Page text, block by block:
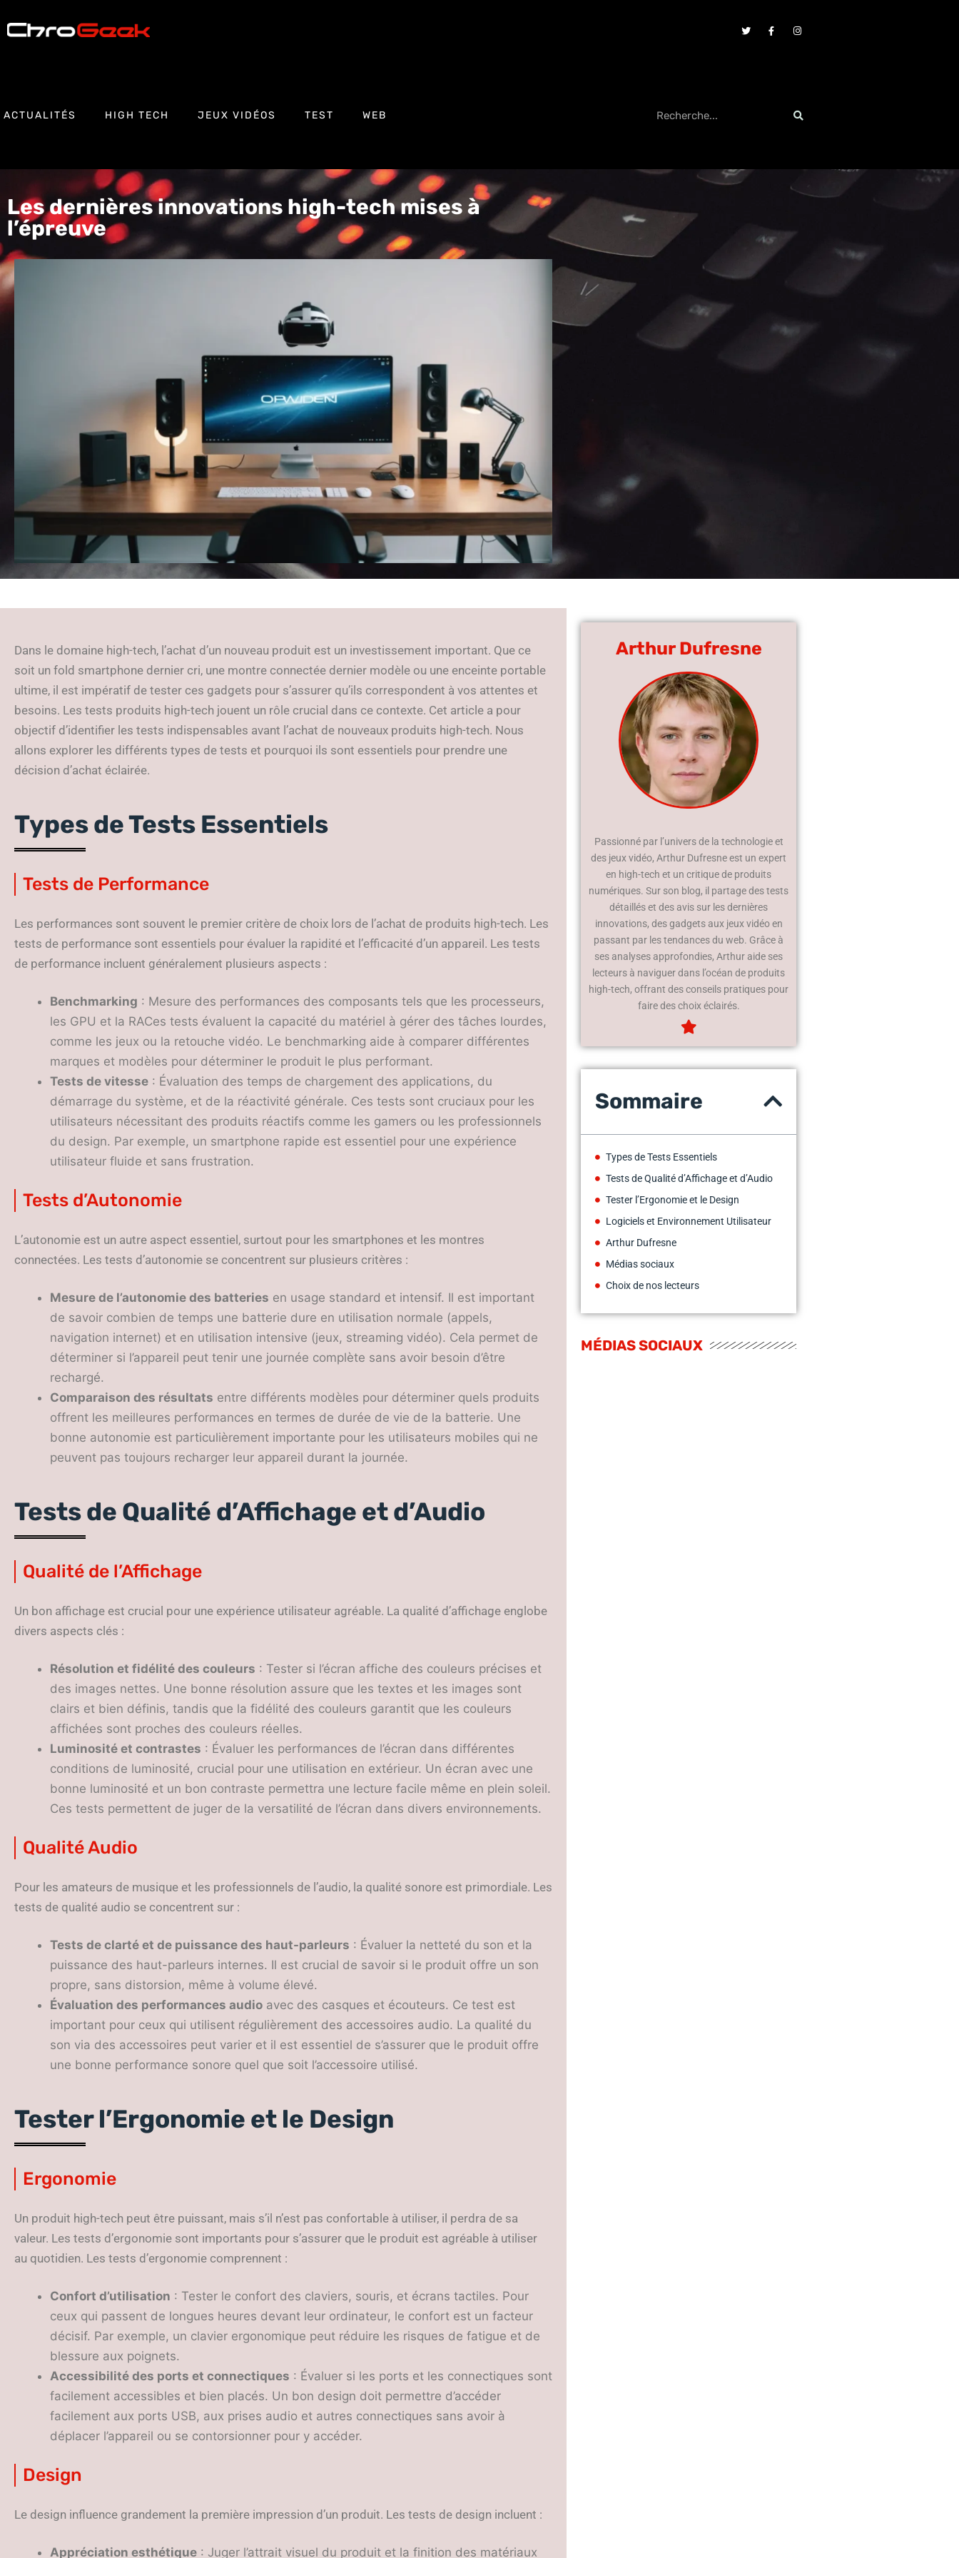
ACTUALITÉS HIGH TECH JEUX VIDÉOS TEST WEB
Les dernières innovations high-tech mises à
l’épreuve
Dans le domaine high-tech, l’achat d’un nouveau produit est un investissement important. Que ce
soit un fold smartphone dernier cri, une montre connectée dernier modèle ou une enceinte portable
ultime, il est impératif de tester ces gadgets pour s’assurer qu’ils correspondent à vos attentes et
besoins. Les tests produits high-tech jouent un rôle crucial dans ce contexte. Cet article a pour
objectif d’identifier les tests indispensables avant l’achat de nouveaux produits high-tech. Nous
allons explorer les différents types de tests et pourquoi ils sont essentiels pour prendre une
décision d’achat éclairée.
Types de Tests Essentiels
Tests de Performance
Les performances sont souvent le premier critère de choix lors de l’achat de produits high-tech. Les
tests de performance sont essentiels pour évaluer la rapidité et l’efficacité d’un appareil. Les tests
de performance incluent généralement plusieurs aspects :
Benchmarking : Mesure des performances des composants tels que les processeurs,
les GPU et la RACes tests évaluent la capacité du matériel à gérer des tâches lourdes,
comme les jeux ou la retouche vidéo. Le benchmarking aide à comparer différentes
marques et modèles pour déterminer le produit le plus performant.
Tests de vitesse : Évaluation des temps de chargement des applications, du
démarrage du système, et de la réactivité générale. Ces tests sont cruciaux pour les
utilisateurs nécessitant des produits réactifs comme les gamers ou les professionnels
du design. Par exemple, un smartphone rapide est essentiel pour une expérience
utilisateur fluide et sans frustration.
Tests d’Autonomie
L’autonomie est un autre aspect essentiel, surtout pour les smartphones et les montres
connectées. Les tests d’autonomie se concentrent sur plusieurs critères :
Mesure de l’autonomie des batteries en usage standard et intensif. Il est important
de savoir combien de temps une batterie dure en utilisation normale (appels,
navigation internet) et en utilisation intensive (jeux, streaming vidéo). Cela permet de
déterminer si l’appareil peut tenir une journée complète sans avoir besoin d’être
rechargé.
Comparaison des résultats entre différents modèles pour déterminer quels produits
offrent les meilleures performances en termes de durée de vie de la batterie. Une
bonne autonomie est particulièrement importante pour les utilisateurs mobiles qui ne
peuvent pas toujours recharger leur appareil durant la journée.
Tests de Qualité d’Affichage et d’Audio
Qualité de l’Affichage
Un bon affichage est crucial pour une expérience utilisateur agréable. La qualité d’affichage englobe
divers aspects clés :
Résolution et fidélité des couleurs : Tester si l’écran affiche des couleurs précises et
des images nettes. Une bonne résolution assure que les textes et les images sont
clairs et bien définis, tandis que la fidélité des couleurs garantit que les couleurs
affichées sont proches des couleurs réelles.
Luminosité et contrastes : Évaluer les performances de l’écran dans différentes
conditions de luminosité, crucial pour une utilisation en extérieur. Un écran avec une
bonne luminosité et un bon contraste permettra une lecture facile même en plein soleil.
Ces tests permettent de juger de la versatilité de l’écran dans divers environnements.
Qualité Audio
Pour les amateurs de musique et les professionnels de l’audio, la qualité sonore est primordiale. Les
tests de qualité audio se concentrent sur :
Tests de clarté et de puissance des haut-parleurs : Évaluer la netteté du son et la
puissance des haut-parleurs internes. Il est crucial de savoir si le produit offre un son
propre, sans distorsion, même à volume élevé.
Évaluation des performances audio avec des casques et écouteurs. Ce test est
important pour ceux qui utilisent régulièrement des accessoires audio. La qualité du
son via des accessoires peut varier et il est essentiel de s’assurer que le produit offre
une bonne performance sonore quel que soit l’accessoire utilisé.
Tester l’Ergonomie et le Design
Ergonomie
Un produit high-tech peut être puissant, mais s’il n’est pas confortable à utiliser, il perdra de sa
valeur. Les tests d’ergonomie sont importants pour s’assurer que le produit est agréable à utiliser
au quotidien. Les tests d’ergonomie comprennent :
Confort d’utilisation : Tester le confort des claviers, souris, et écrans tactiles. Pour
ceux qui passent de longues heures devant leur ordinateur, le confort est un facteur
décisif. Par exemple, un clavier ergonomique peut réduire les risques de fatigue et de
blessure aux poignets.
Accessibilité des ports et connectiques : Évaluer si les ports et les connectiques sont
facilement accessibles et bien placés. Un bon design doit permettre d’accéder
facilement aux ports USB, aux prises audio et autres connectiques sans avoir à
déplacer l’appareil ou se contorsionner pour y accéder.
Design
Le design influence grandement la première impression d’un produit. Les tests de design incluent :
Appréciation esthétique : Juger l’attrait visuel du produit et la finition des matériaux
Arthur Dufresne
Passionné par l’univers de la technologie et
des jeux vidéo, Arthur Dufresne est un expert
en high-tech et un critique de produits
numériques. Sur son blog, il partage des tests
détaillés et des avis sur les dernières
innovations, des gadgets aux jeux vidéo en
passant par les tendances du web. Grâce à
ses analyses approfondies, Arthur aide ses
lecteurs à naviguer dans l’océan de produits
high-tech, offrant des conseils pratiques pour
faire des choix éclairés.
Sommaire
Types de Tests Essentiels
Tests de Qualité d’Affichage et d’Audio
Tester l’Ergonomie et le Design
Logiciels et Environnement Utilisateur
Arthur Dufresne
Médias sociaux
Choix de nos lecteurs
MÉDIAS SOCIAUX